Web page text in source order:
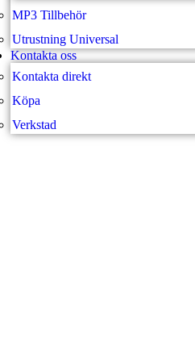
MP3 Tillbehör
Utrustning Universal
Kontakta oss
Kontakta direkt
Köpa
Verkstad